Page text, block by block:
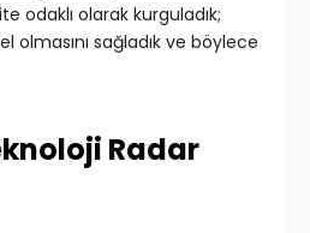
odaklı olarak kurguladık;
olmasını sağladık ve böylece
Radar